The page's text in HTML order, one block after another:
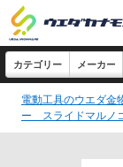
電動工具のウエダ金
ー スライドマルノ